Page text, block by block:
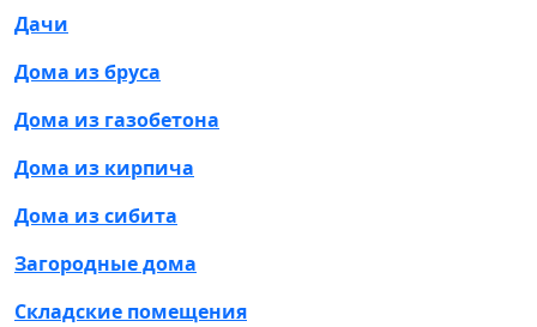
Дачи
Дома из бруса
Дома из газобетона
Дома из кирпича
Дома из сибита
Загородные дома
Складские помещения